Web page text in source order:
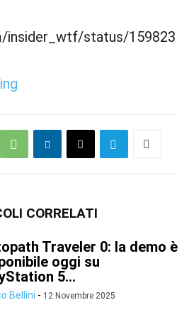
status/159823
CORRELATI
Traveler 0: la demo è
oggi su
5...
Bellini - 12 Novembre 2025